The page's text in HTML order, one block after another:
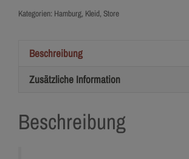
Kategorien: Hamburg, Kleid, Store
Beschreibung
Zusätzliche Information
Beschreibung